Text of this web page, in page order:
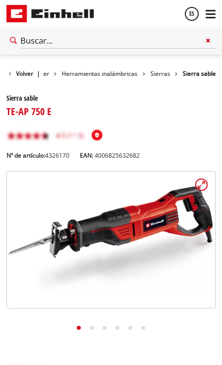
ES
Volver |
Taller Herramientas inalámbricas Sierras Sierra sable
Sierra sable
TE-AP 750 E
Nº de artículo:4326170 EAN:4006825632682